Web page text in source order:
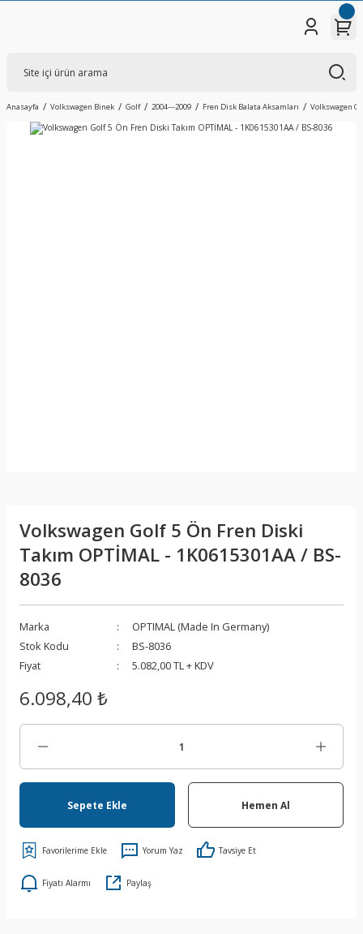
Anasayfa Volkswagen Binek Golf 2004---2009 Fren Disk Balata Aksamları Volkswagen
Volkswagen Golf 5 Ön Fren Diski
Takım OPTİMAL - 1K0615301AA / BS-
8036
Marka
OPTIMAL (Made In Germany)
Stok Kodu
BS-8036
Fiyat
5.082,00 TL + KDV
6.098,40 ₺
Sepete Ekle Hemen Al
Yorum Yaz Tavsiye Et
Fiyatı Alarmı Paylaş